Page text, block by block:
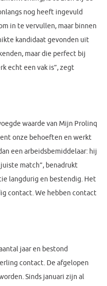
nog heeft ingevuld
in te vervullen, maar binnen
kandidaat gevonden uit
maar die perfect bij
echt een vak is”, zegt
waarde van Mijn Prolinq
onze behoeften en werkt
een arbeidsbemiddelaar: hij
match”, benadrukt
langdurig en bestendig. Het
contact. We hebben contact
jaar en bestond
contact. De afgelopen
Sinds januari zijn al